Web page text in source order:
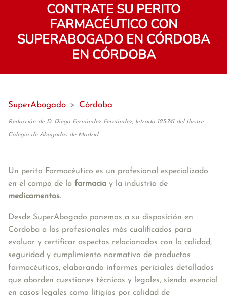
CONTRATE SU PERITO
FARMACÉUTICO CON
SUPERABOGADO EN CÓRDOBA
EN CÓRDOBA
SuperAbogado > Córdoba
Redacción de D. Diego Fernández Fernández, letrado 125.741 del Ilustre
Colegio de Abogados de Madrid.
Un perito Farmacéutico es un profesional especializado
en el campo de la farmacia
medicamentos.
Desde SuperAbogado ponemos a su disposición en
Córdoba a los profesionales más cualificados para
evaluar y certificar aspectos relacionados con la calidad,
seguridad y cumplimiento normativo de productos
farmacéuticos, elaborando informes periciales detallados
que aborden cuestiones técnicas y legales, siendo esencial
en casos legales como litigios por calidad de